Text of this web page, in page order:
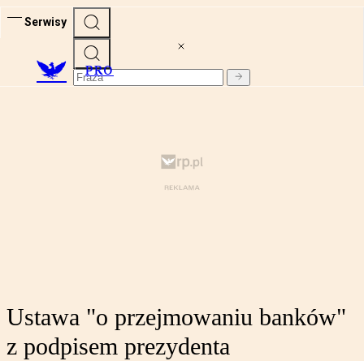
Serwisy
PRO
Ustawa "o przejmowaniu banków"
z podpisem prezydenta